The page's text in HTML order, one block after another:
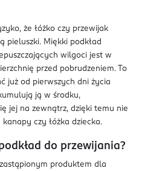
że łóżko czy przewijak
pieluszki. Miękki podkład
wilgoci jest w
przed pobrudzeniem. To
już od pierwszych dni życia
ją w środku,
jej na zewnątrz, dzięki temu nie
czy łóżka dziecka.
do przewijania?
produktem dla